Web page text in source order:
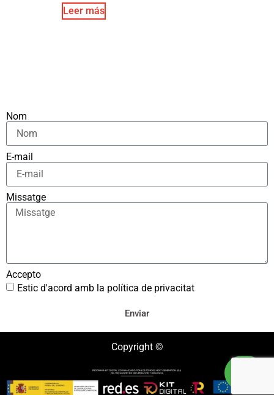
Leer más
Nom
E-mail
Missatge
Accepto
Estic d'acord amb la política de privacitat
Enviar
Copyright ©